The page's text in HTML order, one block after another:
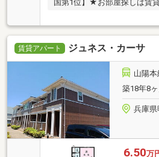
国第1位】★お部屋探しは賃
賃貸アパート ジュネス・カーサ
山陽
築18年8
兵庫県
6.50万